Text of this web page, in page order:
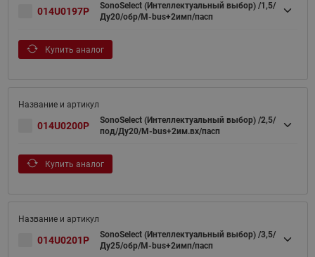
014U0197P
SonoSelect (Интеллектуальный выбор) /1,5/
Ду20/обр/M-bus+2имп/пасп
Купить аналог
014U0200P
SonoSelect (Интеллектуальный выбор) /2,5/
под/Ду20/M-bus+2им.вх/пасп
Купить аналог
014U0201P
SonoSelect (Интеллектуальный выбор) /3,5/
Ду25/обр/M-bus+2имп/пасп